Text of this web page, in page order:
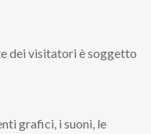
dei visitatori è soggetto
grafici, i suoni, le